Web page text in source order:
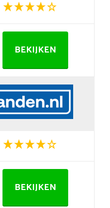
BEKIJKEN
BEKIJKEN